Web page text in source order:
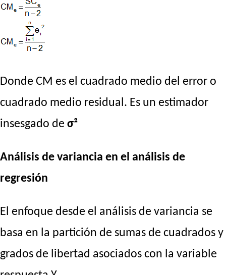
Donde CM es el cuadrado medio del error o
cuadrado medio residual. Es un estimador
insesgado de σ²
Análisis de variancia en el análisis de
regresión
El enfoque desde el análisis de variancia se
basa en la partición de sumas de cuadrados y
grados de libertad asociados con la variable